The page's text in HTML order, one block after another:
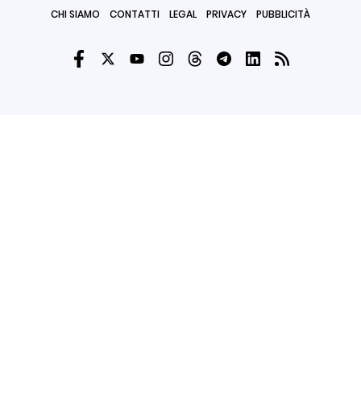
CHI SIAMO CONTATTI LEGAL PRIVACY PUBBLICITÀ